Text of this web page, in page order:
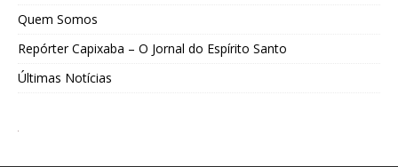
Quem Somos
Repórter Capixaba – O Jornal do Espírito Santo
Últimas Notícias